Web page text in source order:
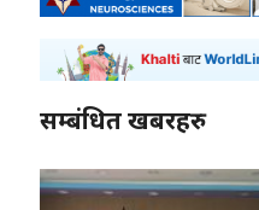
सम्बंधित खबरहरु